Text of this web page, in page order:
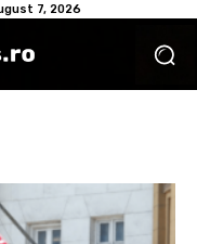
7, 2026